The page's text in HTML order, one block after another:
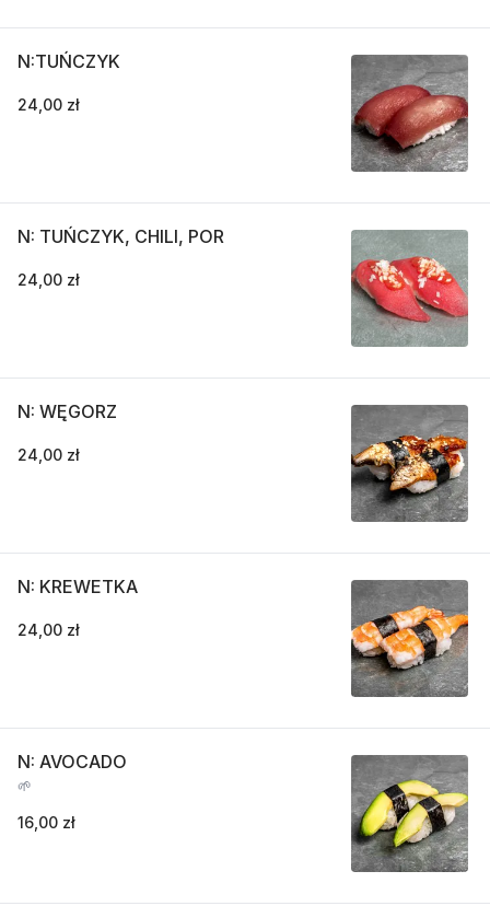
N:TUŃCZYK
24,00 zł
N: TUŃCZYK, CHILI, POR
24,00 zł
N: WĘGORZ
24,00 zł
N: KREWETKA
24,00 zł
N: AVOCADO
🌱
16,00 zł